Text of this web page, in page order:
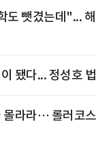
도 뺏겼는데"...
됐다... 정성호
몰라라… 롤러코